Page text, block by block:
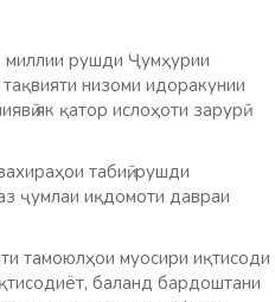
миллии рушди Ҷумҳурии
низоми идоракунии
як қатор ислоҳоти зарурӣ
табиӣ, рушди
ҷумлаи иқдомоти давраи
тамоюлҳои муосири иқтисоди
баланд бардоштани